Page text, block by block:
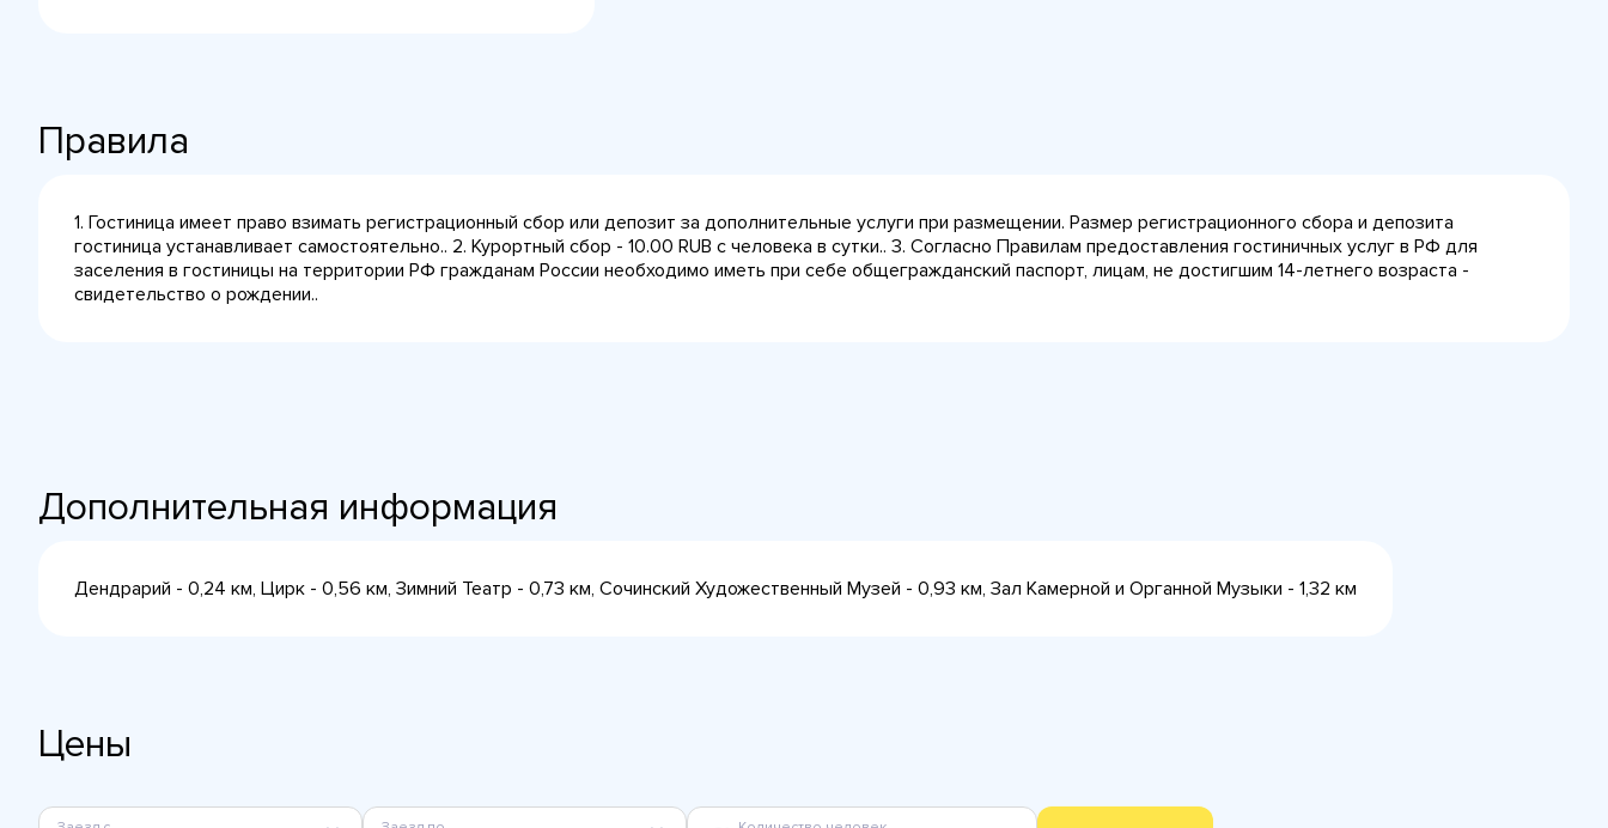
Правила
1. Гостиница имеет право взимать регистрационный сбор или депозит за дополнительные услуги при размещении. Размер регистрационного сбора и депозита
гостиница устанавливает самостоятельно.. 2. Курортный сбор - 10.00 RUB с человека в сутки.. 3. Согласно Правилам предоставления гостиничных услуг в РФ для
заселения в гостиницы на территории РФ гражданам России необходимо иметь при себе общегражданский паспорт, лицам, не достигшим 14-летнего возраста -
свидетельство о рождении..
Дополнительная информация
Дендрарий - 0,24 км, Цирк - 0,56 км, Зимний Театр - 0,73 км, Сочинский Художественный Музей - 0,93 км, Зал Камерной и Органной Музыки - 1,32 км
Цены